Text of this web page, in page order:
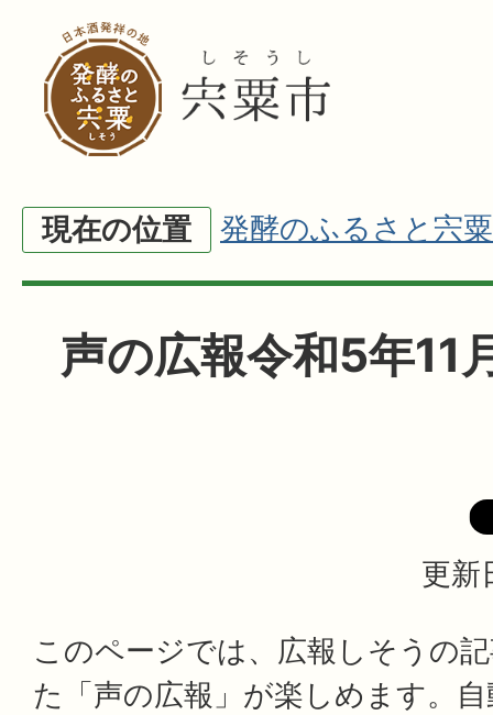
現在の位置 発酵のふるさと宍粟
声の広報令和5年11
更新
このページでは、広報しそうの
た「声の広報」が楽しめます。